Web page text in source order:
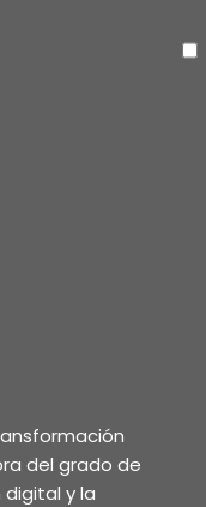
del grado de
y la